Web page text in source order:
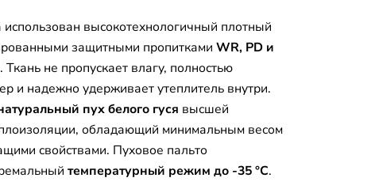
высокотехнологичный плотный
защитными пропитками WR, PD и
. Ткань не пропускает влагу, полностью
и надежно удерживает утеплитель внутри.
пух белого гуся высшей
обладающий минимальным весом
свойствами. Пуховое пальто
температурный режим до -35 °C.